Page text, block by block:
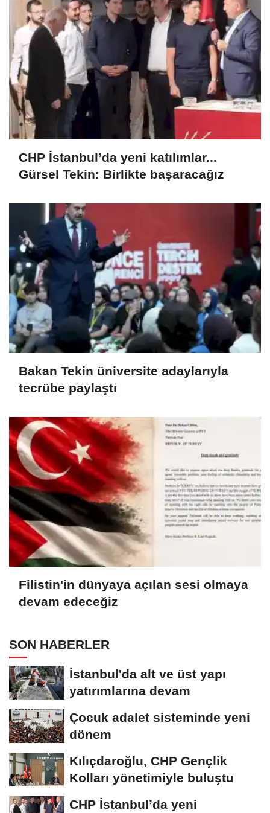
CHP İstanbul’da yeni katılımlar...
Gürsel Tekin: Birlikte başaracağız
Bakan Tekin üniversite adaylarıyla
tecrübe paylaştı
Filistin'in dünyaya açılan sesi olmaya
devam edeceğiz
SON HABERLER
İstanbul'da alt ve üst yapı
yatırımlarına devam
Çocuk adalet sisteminde yeni
dönem
Kılıçdaroğlu, CHP Gençlik
Kolları yönetimiyle buluştu
CHP İstanbul’da yeni